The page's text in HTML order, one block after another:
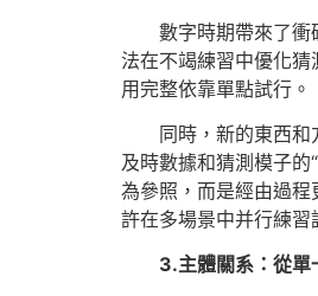
數字時期帶來了
法在不竭練習中優化
用完整依靠單點試行。
同時，新的東西
及時數據和猜測模子
為參照，而是經由過
許在多場景中并行練
3.主體關系：從單